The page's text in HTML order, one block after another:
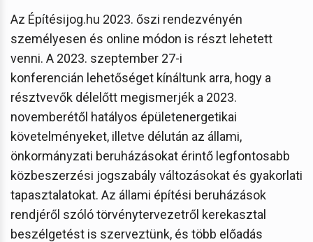
Az Építésijog.hu 2023. őszi rendezvényén
személyesen és online módon is részt lehetett
venni. A 2023. szeptember 27-i
konferencián lehetőséget kínáltunk arra, hogy a
résztvevők délelőtt megismerjék a 2023.
novemberétől hatályos épületenergetikai
követelményeket, illetve délután az állami,
önkormányzati beruházásokat érintő legfontosabb
közbeszerzési jogszabály változásokat és gyakorlati
tapasztalatokat. Az állami építési beruházások
rendjéről szóló törvénytervezetről kerekasztal
beszélgetést is szerveztünk, és több előadás